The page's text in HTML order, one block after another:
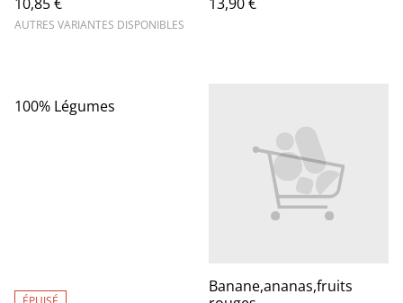
AUTRES VARIANTES DISPONIBLES
100% Légumes
Banane,ananas,fruits